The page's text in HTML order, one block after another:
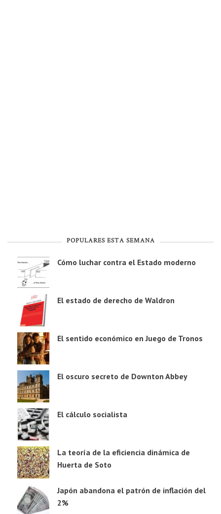
POPULARES ESTA SEMANA
Cómo luchar contra el Estado moderno
El estado de derecho de Waldron
El sentido económico en Juego de Tronos
El oscuro secreto de Downton Abbey
El cálculo socialista
La teoría de la eficiencia dinámica de
Huerta de Soto
Japón abandona el patrón de inflación del
2%